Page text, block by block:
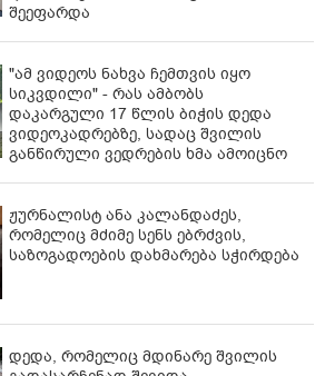
შეეფარდა
"ამ ვიდეოს ნახვა ჩემთვის იყო
სიკვდილი" - რას ამბობს
დაკარგული 17 წლის ბიჭის დედა
ვიდეოკადრებზე, სადაც შვილის
განწირული ვედრების ხმა ამოიცნო
ჟურნალისტ ანა კალანდაძეს,
რომელიც მძიმე სენს ებრძვის,
საზოგადოების დახმარება სჭირდება
დედა, რომელიც მდინარე შვილის